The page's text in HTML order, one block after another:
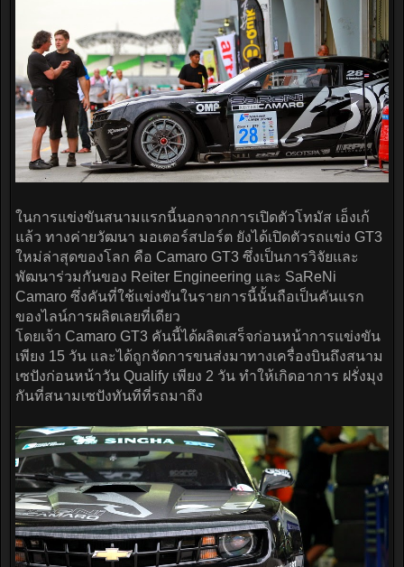
ในการแข่งขันสนามแรกนี้นอกจากการเปิดตัวโทมัส เอ็งเก้
แล้ว ทางค่ายวัฒนา มอเตอร์สปอร์ต ยังได้เปิดตัวรถแข่ง GT3
ใหม่ล่าสุดของโลก คือ Camaro GT3 ซึ่งเป็นการวิจัยและ
พัฒนาร่วมกันของ Reiter Engineering และ SaReNi
Camaro ซึ่งคันที่ใช้แข่งขันในรายการนี้นั้นถือเป็นคันแรก
ของไลน์การผลิตเลยที่เดียว
โดยเจ้า Camaro GT3 คันนี้ได้ผลิตเสร็จก่อนหน้าการแข่งขัน
เพียง 15 วัน และได้ถูกจัดการขนส่งมาทางเครื่องบินถึงสนาม
เซปังก่อนหน้าวัน Qualify เพียง 2 วัน ทำให้เกิดอาการ ฝรั่งมุง
กันที่สนามเซปังทันทีที่รถมาถึง